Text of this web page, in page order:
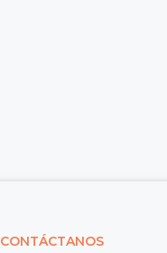
CONTÁCTANOS